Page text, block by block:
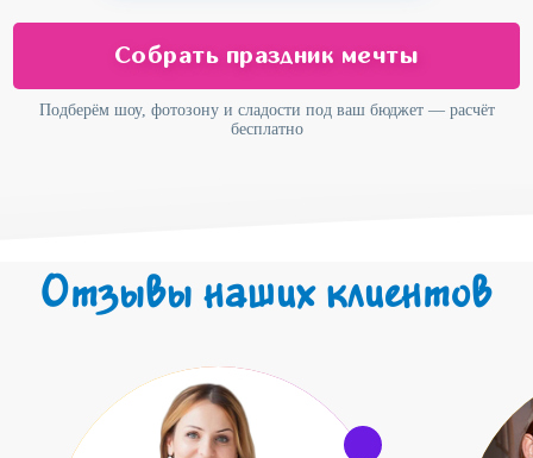
Собрать праздник мечты
Подберём шоу, фотозону и сладости под ваш бюджет — расчёт
бесплатно
Отзывы наших клиентов